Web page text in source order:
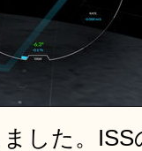
した。